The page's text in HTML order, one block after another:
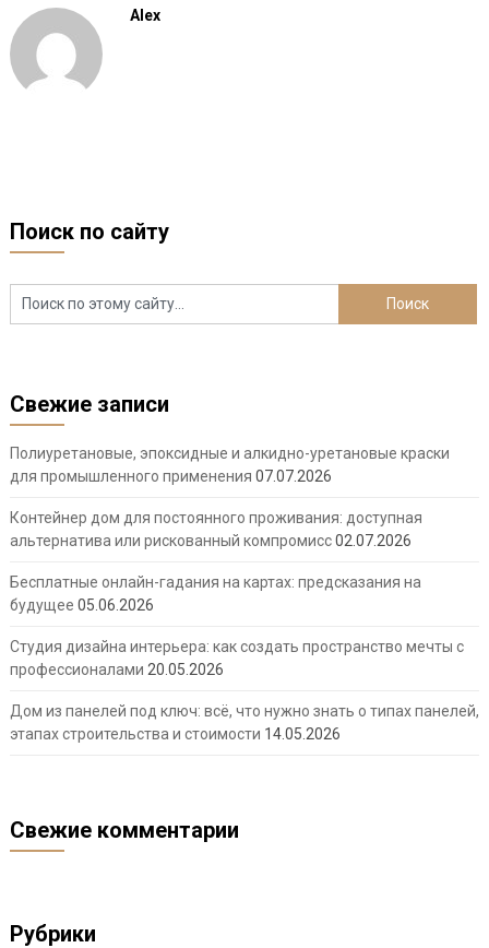
Alex
Поиск по сайту
Свежие записи
Полиуретановые, эпоксидные и алкидно-уретановые краски
для промышленного применения 07.07.2026
Контейнер дом для постоянного проживания: доступная
альтернатива или рискованный компромисс02.07.2026
Бесплатные онлайн-гадания на картах: предсказания на
будущее 05.06.2026
Студия дизайна интерьера: как создать пространство мечты с
профессионалами 20.05.2026
Дом из панелей под ключ: всё, что нужно знать о типах панелей,
этапах строительства и стоимости 14.05.2026
Свежие комментарии
Рубрики